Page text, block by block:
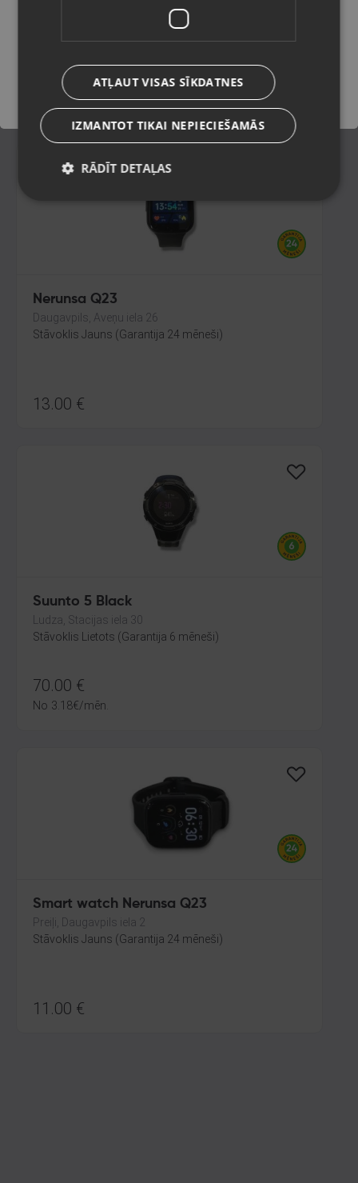
Stāvoklis Jauns (Garantija 24 mēneši)
13.00€
Nerunsa Q23
Daugavpils, Aveņu iela 26
Stāvoklis Jauns (Garantija 24 mēneši)
13.00 €
Suunto 5 Black
Ludza, Stacijas iela 30
Stāvoklis Lietots (Garantija 6 mēneši)
70.00 €
No 3.18€/mēn.
Smart watch Nerunsa Q23
Preiļi, Daugavpils iela 2
Stāvoklis Jauns (Garantija 24 mēneši)
11.00 €
Saglabāt
ATĻAUT VISAS SĪKDATNES
IZMANTOT TIKAI NEPIECIEŠAMĀS
RĀDĪT DETAĻAS